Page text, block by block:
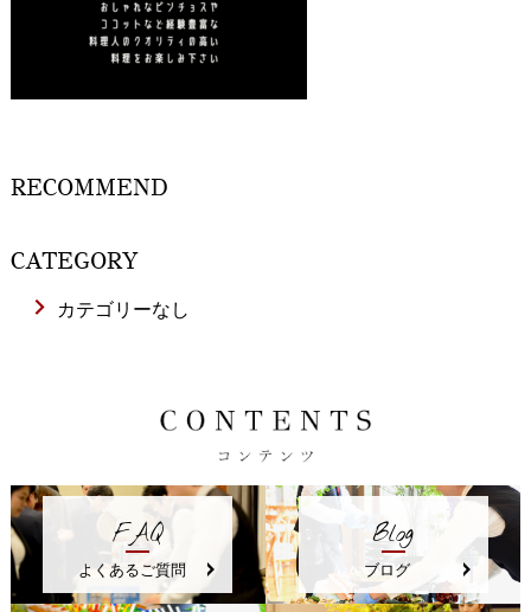
RECOMMEND
CATEGORY
カテゴリーなし
FAQ
よくあるご質問
Blog
ブログ